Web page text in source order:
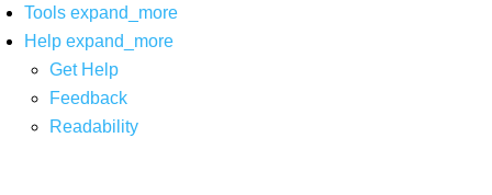
Tools expand_more
Help expand_more
Get Help
Feedback
Readability